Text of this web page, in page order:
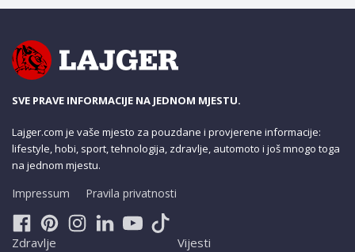
SVE PRAVE INFORMACIJE NA JEDNOM MJESTU.
Lajger.com je vaše mjesto za pouzdane i provjerene informacije:
lifestyle, hobi, sport, tehnologija, zdravlje, automoto i još mnogo toga
na jednom mjestu.
Impressum Pravila privatnosti
Zdravlje
Vijesti